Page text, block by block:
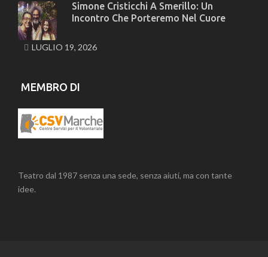
Simone Cristicchi A Smerillo: Un
Incontro Che Porteremo Nel Cuore
LUGLIO 19, 2026
MEMBRO DI
Teatro dal 1987 senza una sede, senza aiuti, ma con tante
idee.